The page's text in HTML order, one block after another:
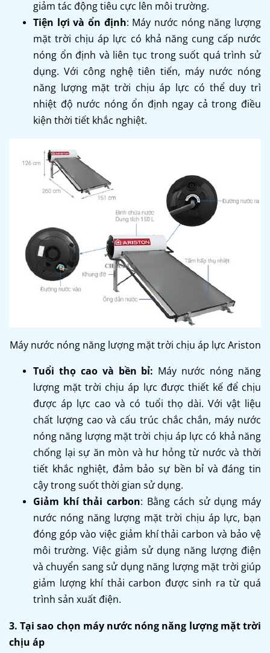
giảm tác động tiêu cực lên môi trường.
Tiện lợi và ổn định: Máy nước nóng năng lượng
mặt trời chịu áp lực có khả năng cung cấp nước
nóng ổn định và liên tục trong suốt quá trình sử
dụng. Với công nghệ tiên tiến, máy nước nóng
năng lượng mặt trời chịu áp lực có thể duy trì
nhiệt độ nước nóng ổn định ngay cả trong điều
kiện thời tiết khắc nghiệt.
Máy nước nóng năng lượng mặt trời chịu áp lực Ariston
Tuổi thọ cao và bền bỉ: Máy nước nóng năng
lượng mặt trời chịu áp lực được thiết kế để chịu
được áp lực cao và có tuổi thọ dài. Với vật liệu
chất lượng cao và cấu trúc chắc chắn, máy nước
nóng năng lượng mặt trời chịu áp lực có khả năng
chống lại sự ăn mòn và hư hỏng từ nước và thời
tiết khắc nghiệt, đảm bảo sự bền bỉ và đáng tin
cậy trong suốt thời gian sử dụng.
Giảm khí thải carbon: Bằng cách sử dụng máy
nước nóng năng lượng mặt trời chịu áp lực, bạn
đóng góp vào việc giảm khí thải carbon và bảo vệ
môi trường. Việc giảm sử dụng năng lượng điện
và chuyển sang sử dụng năng lượng mặt trời giúp
giảm lượng khí thải carbon được sinh ra từ quá
trình sản xuất điện.
3. Tại sao chọn máy nước nóng năng lượng mặt trời
chịu áp